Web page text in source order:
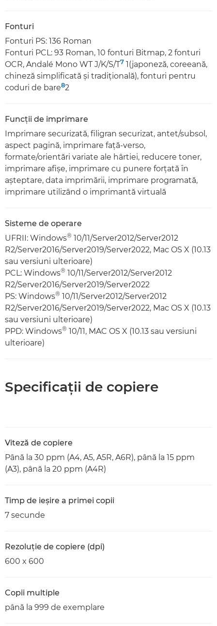
Fonturi
Fonturi PS: 136 Roman
Fonturi PCL: 93 Roman, 10 fonturi Bitmap, 2 fonturi
OCR, Andalé Mono WT J/K/S/T7 1(japoneză, coreeană,
chineză simplificată şi tradiţională), fonturi pentru
coduri de bare82
Funcţii de imprimare
Imprimare securizată, filigran securizat, antet/subsol,
aspect pagină, imprimare faţă-verso,
formate/orientări variate ale hârtiei, reducere toner,
imprimare afişe, imprimare cu punere forţată în
aşteptare, data imprimării, imprimare programată,
imprimare utilizând o imprimantă virtuală
Sisteme de operare
UFRII: Windows® 10/11/Server2012/Server2012
R2/Server2016/Server2019/Server2022, Mac OS X (10.13
sau versiuni ulterioare)
PCL: Windows® 10/11/Server2012/Server2012
R2/Server2016/Server2019/Server2022
PS: Windows® 10/11/Server2012/Server2012
R2/Server2016/Server2019/Server2022, Mac OS X (10.13
sau versiuni ulterioare)
PPD: Windows® 10/11, MAC OS X (10.13 sau versiuni
ulterioare)
Specificaţii de copiere
Viteză de copiere
Până la 30 ppm (A4, A5, A5R, A6R), până la 15 ppm
(A3), până la 20 ppm (A4R)
Timp de ieşire a primei copii
7 secunde
Rezoluţie de copiere (dpi)
600 x 600
Copii multiple
până la 999 de exemplare